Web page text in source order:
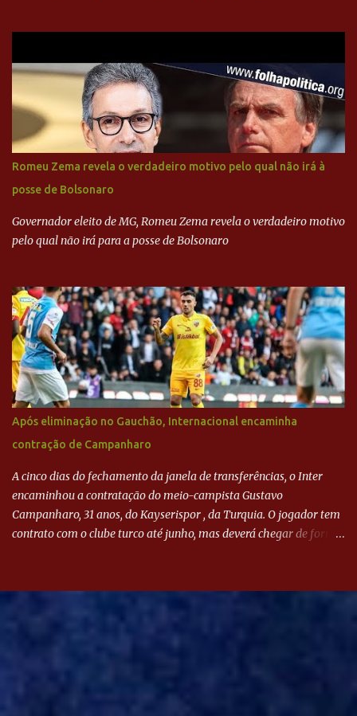
Executiva Nacional do PSDB (Valter Campanato/Agência Brasil) O
texto também põe fim a um mistério: três fontes confirmaram à
revista que o codinome “santo” que aparece em planilhas da
empreiteira refere-se ao governador de São Paulo, Geraldo
Alckmin (PSDB) — nenhum deles, no entanto, disse ter negociado
diretamente com o paulista. Depoimentos mostram como o
dinheiro da Odebrecht bancou a campanha de Serra em 2010 Leia
mais... A Lava Jato chega ao PSDB | VEJA.com
Romeu Zema revela o verdadeiro motivo pelo qual não irá à
posse de Bolsonaro
Governador eleito de MG, Romeu Zema revela o verdadeiro motivo
pelo qual não irá para a posse de Bolsonaro
Após eliminação no Gauchão, Internacional encaminha
contração de Campanharo
A cinco dias do fechamento da janela de transferências, o Inter
encaminhou a contratação do meio-campista Gustavo
Campanharo, 31 anos, do Kayserispor , da Turquia. O jogador tem
contrato com o clube turco até junho, mas deverá chegar de forma
Evian, da França, Hellas Verona, da Itália, e Ludogorets, da
concretizada, o jogador chegará ao Beira-Rio para ser mais uma